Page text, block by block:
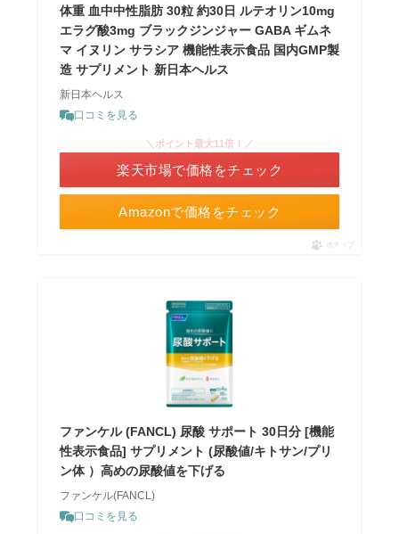
体重 血中中性脂肪 30粒 約30日 ルテオリン10mg
エラグ酸3mg ブラックジンジャー GABA ギムネ
マ イヌリン サラシア 機能性表示食品 国内GMP製
造 サプリメント 新日本ヘルス
新日本ヘルス
口コミを見る
Amazonで価格をチェック
＼ポイント最大11倍！／
楽天市場で価格をチェック
ポチップ
ファンケル (FANCL) 尿酸 サポート 30日分 [機能
性表示食品] サプリメント (尿酸値/キトサン/プリ
ン体 ）高めの尿酸値を下げる
ファンケル(FANCL)
口コミを見る